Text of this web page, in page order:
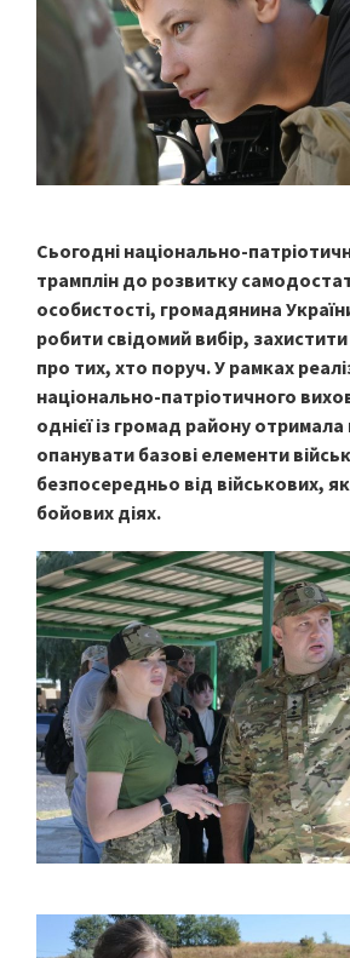
Сьогодні національно-
трамплін до розвитку
особистості, громадянина
робити свідомий вибір,
про тих, хто поруч. У рамках
національно-патріотичного
однієї із громад району
опанувати базові елементи
безпосередньо від військових,
бойових діях.